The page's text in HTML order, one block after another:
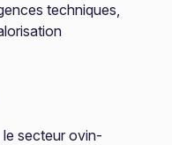
techniques,
secteur ovin-